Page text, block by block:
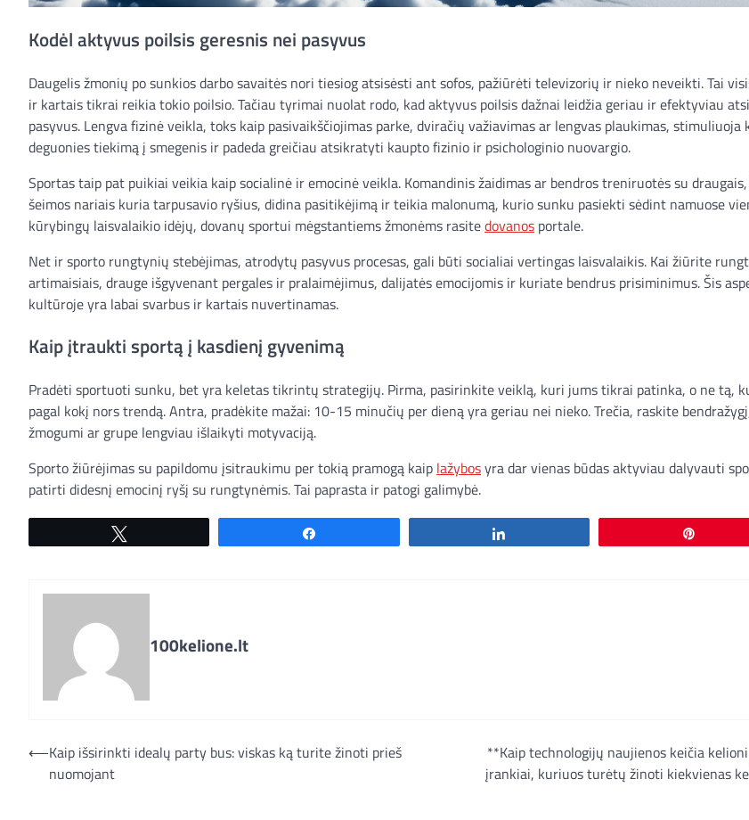
Kodėl aktyvus poilsis geresnis nei pasyvus
Daugelis žmonių po sunkios darbo savaitės nori tiesiog atsisėsti ant sofos, pažiūrėti televizorių ir nieko neveikti. Tai
ir kartais tikrai reikia tokio poilsio. Tačiau tyrimai nuolat rodo, kad aktyvus poilsis dažnai leidžia geriau ir efektyviau
pasyvus. Lengva fizinė veikla, toks kaip pasivaikščiojimas parke, dviračių važiavimas ar lengvas plaukimas,
deguonies tiekimą į smegenis ir padeda greičiau atsikratyti kaupto fizinio ir psichologinio nuovargio.
Sportas taip pat puikiai veikia kaip socialinė ir emocinė veikla. Komandinis žaidimas ar bendros treniruotės su
šeimos nariais kuria tarpusavio ryšius, didina pasitikėjimą ir teikia malonumą, kurio sunku pasiekti sėdint namuose
kūrybingų laisvalaikio idėjų, dovanų sportui mėgstantiems žmonėms rasitedovanos portale.
Net ir sporto rungtynių stebėjimas, atrodytų pasyvus procesas, gali būti socialiai vertingas laisvalaikis. Kai žiūrite
artimaisiais, drauge išgyvenant pergales ir pralaimėjimus, dalijatės emocijomis ir kuriate bendrus prisiminimus. Šis
kultūroje yra labai svarbus ir kartais nuvertinamas.
Kaip įtraukti sportą į kasdienį gyvenimą
Pradėti sportuoti sunku, bet yra keletas tikrintų strategijų. Pirma, pasirinkite veiklą, kuri jums tikrai patinka, o ne tą,
pagal kokį nors trendą. Antra, pradėkite mažai: 10-15 minučių per dieną yra geriau nei nieko. Trečia, raskite
žmogumi ar grupe lengviau išlaikyti motyvaciją.
Sporto žiūrėjimas su papildomu įsitraukimu per tokią pramogą kaip lažybosyra dar vienas būdas aktyviau dalyvauti
patirti didesnį emocinį ryšį su rungtynėmis. Tai paprasta ir patogi galimybė.
100kelione.lt
Navigacija
tarp
⟵Kaip išsirinkti idealų party bus: viskas ką turite žinoti prieš
nuomojant
**Kaip technologijų naujienos keičia
įrankiai, kuriuos turėtų žinoti kiekvienas